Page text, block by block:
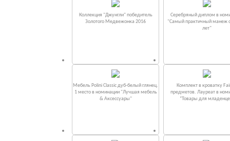
Коллекция "Джунгли" победитель
Золотого Медвежонка 2016
Серебряный диплом в
"Самый практичный манеж
лет"
Мебель Polini Classic дуб-белый глянец.
1 место в номинации "Лучшая мебель
& Аксессуары"
Комплект в кроватку
предметов. Лауреат в
“Товары для